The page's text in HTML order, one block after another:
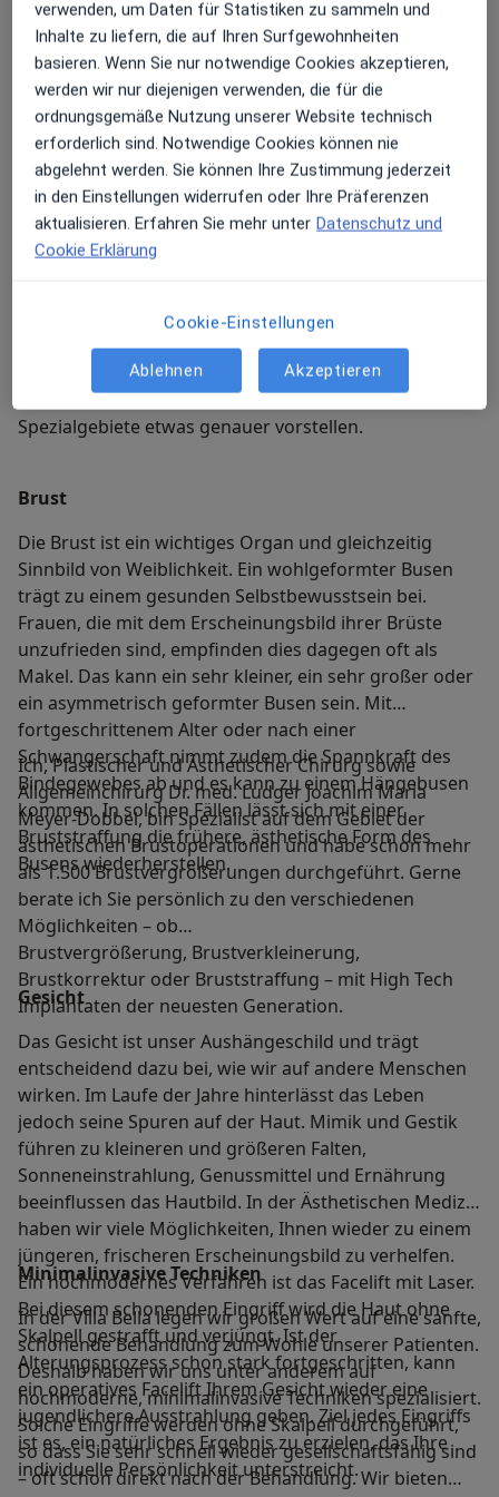
Eine solche Kooperation gab es bisher noch nicht: In
der Villa Bella München sind ab jetzt Experten der
Mund Kiefer Gesichtschirurgie UND der Plastisch-
Ästhetischen Chirurgie für Sie da.Kombinierte
Behandlungen in nur EINER OP, mit nur EINER
Ausfallzeit sind nun möglich. Eine umfassende
Beratung, welche der Behandlungen beider
Fachrichtungen für Sie Sinn machen würde, erwartet
Sie!
Meine Behandlungs­schwerpunkte
Herzen von München bieten wir Ihnen Beauty-
Behandlungen auf höchstem Niveau. Dabei setzen wir
– wo immer möglich – auf schonende, minimalinvasive
Verfahren. Hier möchte ich Ihnen unsere drei
Spezialgebiete etwas genauer vorstellen.
Brust
Die Brust ist ein wichtiges Organ und gleichzeitig
Sinnbild von Weiblichkeit. Ein wohlgeformter Busen
trägt zu einem gesunden Selbstbewusstsein bei.
Frauen, die mit dem Erscheinungsbild ihrer Brüste
unzufrieden sind, empfinden dies dagegen oft als
Makel. Das kann ein sehr kleiner, ein sehr großer oder
ein asymmetrisch geformter Busen sein. Mit
fortgeschrittenem Alter oder nach einer
Schwangerschaft nimmt zudem die Spannkraft des
Bindegewebes ab und es kann zu einem Hängebusen
kommen. In solchen Fällen lässt sich mit einer
Bruststraffung die frühere, ästhetische Form des
Busens wiederherstellen.
Ich, Plastischer und Ästhetischer Chirurg sowie
Allgemeinchirurg Dr. med. Ludger Joachim Maria
Meyer-Dobbel, bin Spezialist auf dem Gebiet der
ästhetischen Brustoperationen und habe schon mehr
als 1.500 Brustvergrößerungen durchgeführt. Gerne
berate ich Sie persönlich zu den verschiedenen
Möglichkeiten – ob
Brustvergrößerung, Brustverkleinerung,
Brustkorrektur oder Bruststraffung – mit High Tech
Implantaten der neuesten Generation.
Gesicht
Das Gesicht ist unser Aushängeschild und trägt
entscheidend dazu bei, wie wir auf andere Menschen
wirken. Im Laufe der Jahre hinterlässt das Leben
jedoch seine Spuren auf der Haut. Mimik und Gestik
führen zu kleineren und größeren Falten,
Sonneneinstrahlung, Genussmittel und Ernährung
beeinflussen das Hautbild. In der Ästhetischen Medizin
haben wir viele Möglichkeiten, Ihnen wieder zu einem
jüngeren, frischeren Erscheinungsbild zu verhelfen.
Ein hochmodernes Verfahren ist das Facelift mit Laser.
Bei diesem schonenden Eingriff wird die Haut ohne
Skalpell gestrafft und verjüngt. Ist der
Alterungsprozess schon stark fortgeschritten, kann
ein operatives Facelift Ihrem Gesicht wieder eine
jugendlichere Ausstrahlung geben. Ziel jedes Eingriffs
ist es, ein natürliches Ergebnis zu erzielen, das Ihre
individuelle Persönlichkeit unterstreicht.
Minimalinvasive Techniken
In der Villa Bella legen wir großen Wert auf eine sanfte,
schonende Behandlung zum Wohle unserer Patienten.
Deshalb haben wir uns unter anderem auf
hochmoderne, minimalinvasive Techniken spezialisiert.
Solche Eingriffe werden ohne Skalpell durchgeführt,
so dass Sie sehr schnell wieder gesellschaftsfähig sind
– oft schon direkt nach der Behandlung. Wir bieten
verwenden, um Daten für Statistiken zu sammeln und
Inhalte zu liefern, die auf Ihren Surfgewohnheiten
basieren. Wenn Sie nur notwendige Cookies akzeptieren,
werden wir nur diejenigen verwenden, die für die
ordnungsgemäße Nutzung unserer Website technisch
erforderlich sind. Notwendige Cookies können nie
abgelehnt werden. Sie können Ihre Zustimmung jederzeit
in den Einstellungen widerrufen oder Ihre Präferenzen
aktualisieren. Erfahren Sie mehr unter Datenschutz und
Cookie Erklärung
Cookie-Einstellungen
Ablehnen Akzeptieren